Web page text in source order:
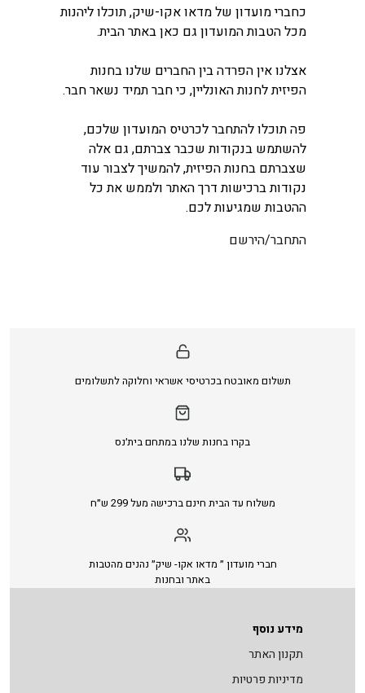
כחברי מועדון של מדאו אקו-שיק, תוכלו ליהנות
מכל הטבות המועדון גם כאן באתר הבית.
אצלנו אין הפרדה בין החברים שלנו בחנות
הפיזית לחנות האונליין, כי חבר תמיד נשאר חבר.
פה תוכלו להתחבר לכרטיס המועדון שלכם,
להשתמש בנקודות שכבר צברתם, גם אלה
שצברתם בחנות הפיזית, להמשיך לצבור עוד
נקודות ברכישות דרך האתר ולממש את כל
ההטבות שמגיעות לכם.
התחבר/הירשם
תשלום מאובטח בכרטיסי אשראי וחלוקה לתשלומים
בקרו בחנות שלנו במתחם בית׳נס
משלוח עד הבית חינם ברכישה מעל 299 ש״ח
חברי מועדון ״ מדאו אקו- שיק״ נהנים מהטבות
באתר ובחנות
מידע נוסף
תקנון האתר
מדיניות פרטיות